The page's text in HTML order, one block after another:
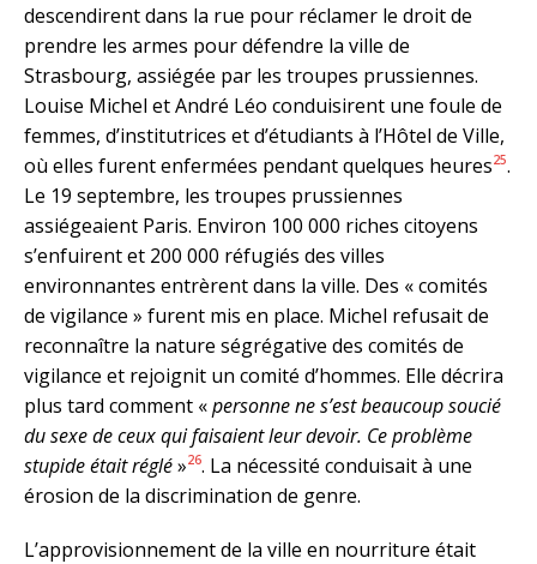
descendirent dans la rue pour réclamer le droit de
prendre les armes pour défendre la ville de
Strasbourg, assiégée par les troupes prussiennes.
Louise Michel et André Léo conduisirent une foule de
femmes, d’institutrices et d’étudiants à l’Hôtel de Ville,
où elles furent enfermées pendant quelques heures25.
Le 19 septembre, les troupes prussiennes
assiégeaient Paris. Environ 100 000 riches citoyens
s’enfuirent et 200 000 réfugiés des villes
environnantes entrèrent dans la ville. Des « comités
de vigilance » furent mis en place. Michel refusait de
reconnaître la nature ségrégative des comités de
vigilance et rejoignit un comité d’hommes. Elle décrira
plus tard comment «personne ne s’est beaucoup soucié
du sexe de ceux qui faisaient leur devoir. Ce problème
stupide était réglé»26. La nécessité conduisait à une
érosion de la discrimination de genre.
L’approvisionnement de la ville en nourriture était